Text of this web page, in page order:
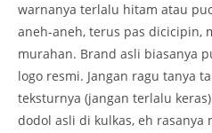
warnanya terlalu hitam atau
aneh-aneh, terus pas dicicipin,
murahan. Brand asli biasanya
logo resmi. Jangan ragu tanya
teksturnya (jangan terlalu
dodol asli di kulkas, eh rasanya